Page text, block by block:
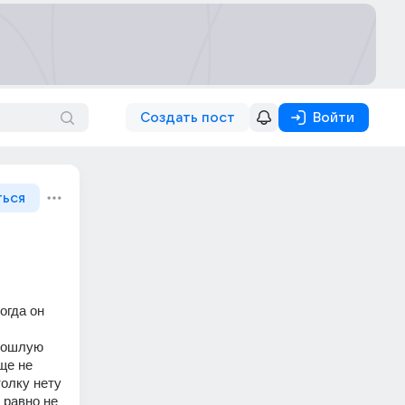
Создать пост Войти
он
не
нету
не